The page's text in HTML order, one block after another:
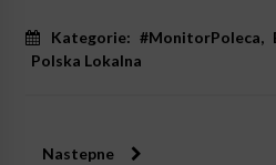
Kategorie: #MonitorPoleca,
Polska Lokalna
Nastepne